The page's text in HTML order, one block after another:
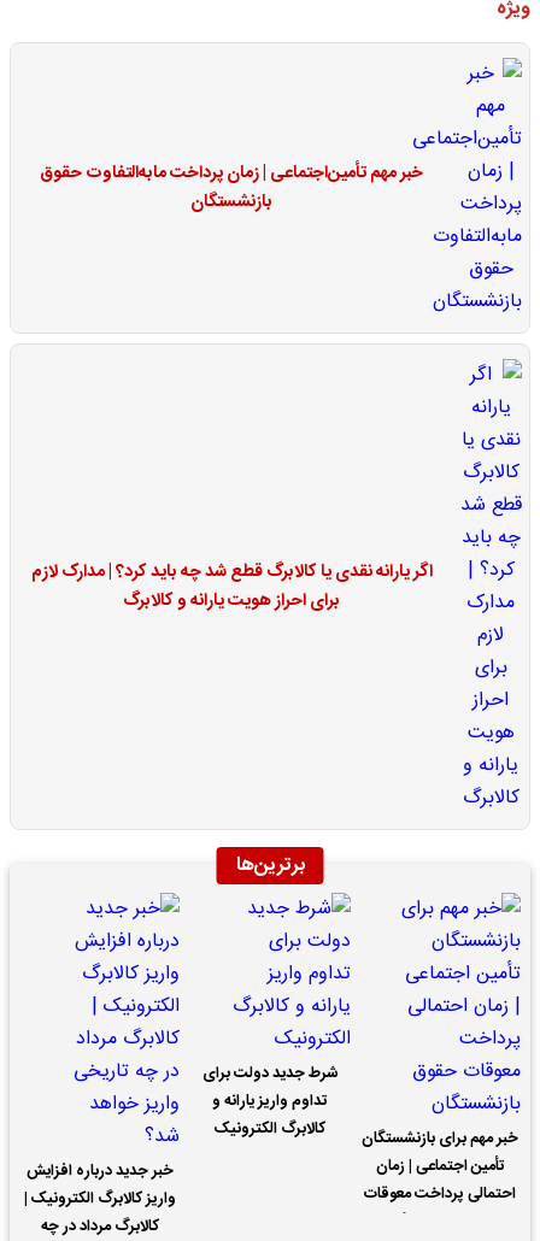
ویژه
خبر مهم تأمین‌اجتماعی | زمان پرداخت مابه‌التفاوت حقوق
بازنشستگان
اگر یارانه نقدی یا کالابرگ قطع شد چه باید کرد؟ | مدارک لازم
برای احراز هویت یارانه و کالابرگ
برترین‌ها
خبر مهم برای بازنشستگان
تأمین اجتماعی | زمان
احتمالی پرداخت معوقات
شرط جدید دولت برای
تداوم واریز یارانه و
کالابرگ الکترونیک
خبر جدید درباره افزایش
واریز کالابرگ الکترونیک |
کالابرگ مرداد در چه